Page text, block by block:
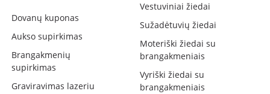
Dovanų kuponas
Aukso supirkimas
Brangakmenių
supirkimas
Graviravimas lazeriu
Vestuviniai žiedai
Sužadėtuvių žiedai
Moteriški žiedai su
brangakmeniais
Vyriški žiedai su
brangakmeniais